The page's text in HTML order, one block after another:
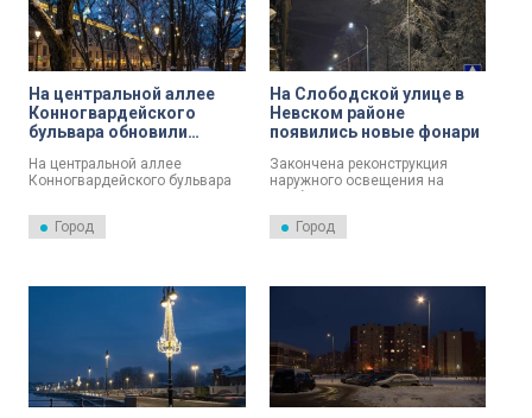
На центральной аллее
Конногвардейского
бульвара обновили
На центральной аллее
Конногвардейского бульвара
фонарей.
Город
На Слободской улице в
Невском районе
появились новые фонари
Закончена реконструкция
наружного освещения на
Слободской улице в Невском
районе.
Город